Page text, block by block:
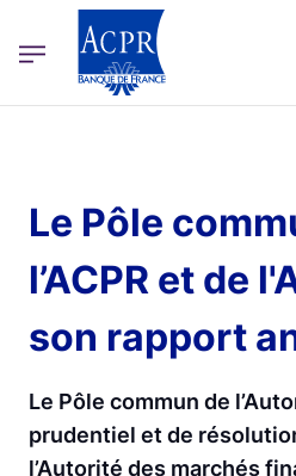
ACPR Menu Principal (French)
Le Pôle
l’ACPR et de
son rapport
Le Pôle commun de
prudentiel et de
l’Autorité des marchés